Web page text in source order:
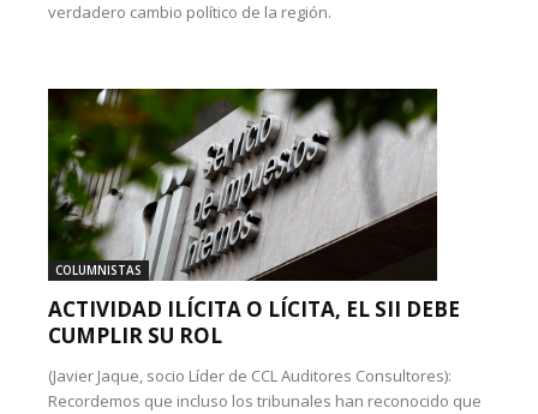
verdadero cambio político de la región.
COLUMNISTAS
ACTIVIDAD ILÍCITA O LÍCITA, EL SII DEBE
CUMPLIR SU ROL
(Javier Jaque, socio Líder de CCL Auditores Consultores):
Recordemos que incluso los tribunales han reconocido que